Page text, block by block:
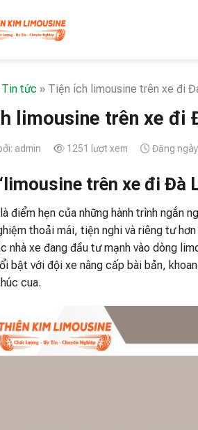
Tin tức » Tiện ích limousine trên xe đi
limousine trên xe đi
admin 1251 lượt xem Đăng
trên xe đi Đà
điểm hẹn của những hành trình ngắn
thoải mái, tiện nghi và riêng tư
nhà xe đang đầu tư mạnh vào dòng
bật với đội xe nâng cấp bài bản,
cua.